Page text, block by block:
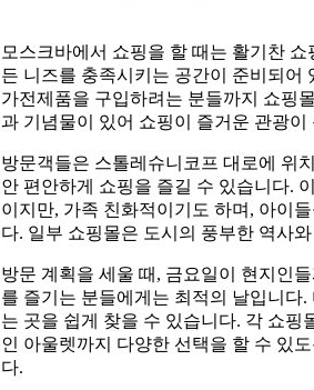
모스크바에서 쇼핑을 할 때는 활기찬
든 니즈를 충족시키는 공간이 준비되어
가전제품을 구입하려는 분들까지 쇼핑
과 기념물이 있어 쇼핑이 즐거운 관광이
방문객들은 스톨레슈니코프 대로에 위
안 편안하게 쇼핑을 즐길 수 있습니다.
이지만, 가족 친화적이기도 하며, 아이
다. 일부 쇼핑몰은 도시의 풍부한 역사
방문 계획을 세울 때, 금요일이 현지인
를 즐기는 분들에게는 최적의 날입니다
는 곳을 쉽게 찾을 수 있습니다. 각 쇼
인 아울렛까지 다양한 선택을 할 수 있
다.